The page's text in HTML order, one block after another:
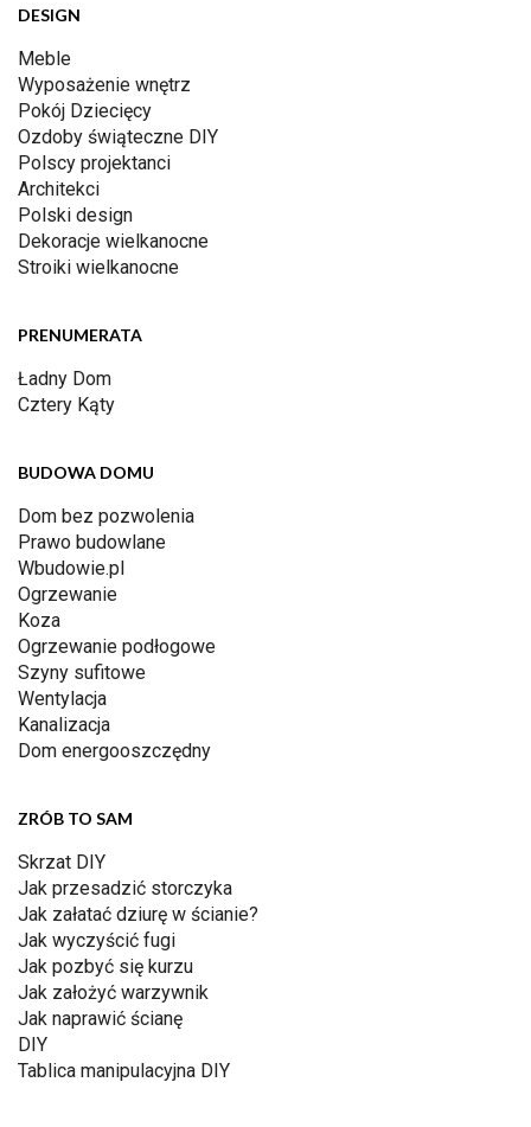
DESIGN
Meble
Wyposażenie wnętrz
Pokój Dziecięcy
Ozdoby świąteczne DIY
Polscy projektanci
Architekci
Polski design
Dekoracje wielkanocne
Stroiki wielkanocne
PRENUMERATA
Ładny Dom
Cztery Kąty
BUDOWA DOMU
Dom bez pozwolenia
Prawo budowlane
Wbudowie.pl
Ogrzewanie
Koza
Ogrzewanie podłogowe
Szyny sufitowe
Wentylacja
Kanalizacja
Dom energooszczędny
ZRÓB TO SAM
Skrzat DIY
Jak przesadzić storczyka
Jak załatać dziurę w ścianie?
Jak wyczyścić fugi
Jak pozbyć się kurzu
Jak założyć warzywnik
Jak naprawić ścianę
DIY
Tablica manipulacyjna DIY